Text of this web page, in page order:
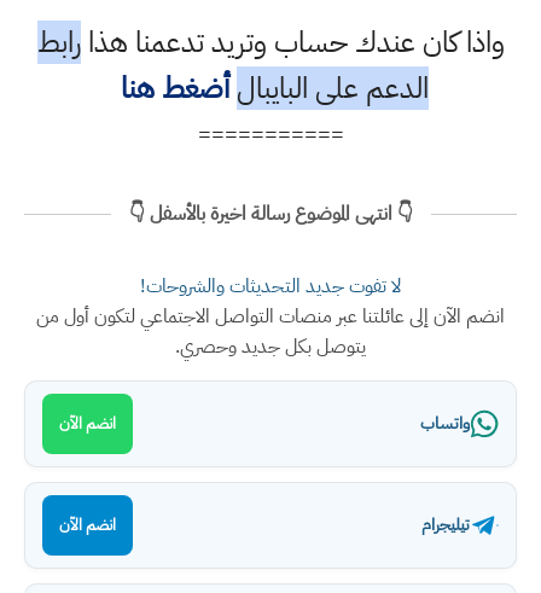
واذا كان عندك حساب وتريد تدعمنا هذارابط
الدعم على البايبال أضغط هنا
===========
👇 انتهى الموضوع رسالة اخيرة بالأسفل 👇
لا تفوت جديد التحديثات والشروحات!
انضم الآن إلى عائلتنا عبر منصات التواصل الاجتماعي لتكون أول من
يتوصل بكل جديد وحصري.
واتساب انضم الآن
تيليجرام انضم الآن